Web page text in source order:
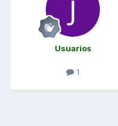
Usuarios
1